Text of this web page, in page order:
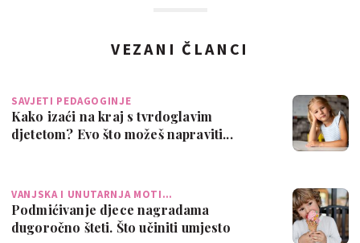
VEZANI ČLANCI
SAVJETI PEDAGOGINJE
Kako izaći na kraj s tvrdoglavim
djetetom? Evo što možeš napraviti...
VANJSKA I UNUTARNJA MOTI…
Podmićivanje djece nagradama
dugoročno šteti. Što učiniti umjesto